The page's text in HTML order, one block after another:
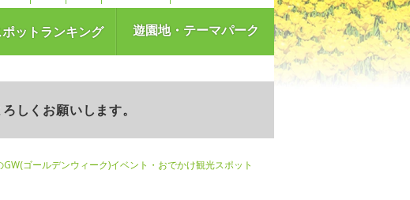
ットランキング 遊園地・テーマパーク
しくお願いします。
GW(ゴールデンウィーク)イベント・おでかけ観光スポット